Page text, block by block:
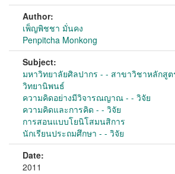
Author:
เพ็ญพิชชา มั่นคง
Penpitcha Monkong
Subject:
มหาวิทยาลัยศิลปากร - - สาขาวิชาหลักสูต
วิทยานิพนธ์
ความคิดอย่างมีวิจารณญาณ - - วิจัย
ความคิดและการคิด - - วิจัย
การสอนแบบโยนิโสมนสิการ
นักเรียนประถมศึกษา - - วิจัย
Date:
2011